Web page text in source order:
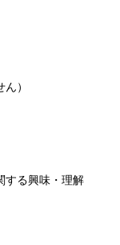
）
する興味・理解